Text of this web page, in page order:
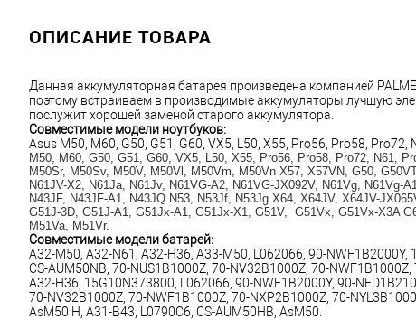
ОПИСАНИЕ ТОВАРА
Данная аккумуляторная батарея произведена компанией
поэтому встраиваем в производимые аккумуляторы лучшую
послужит хорошей заменой старого аккумулятора.
Совместимые модели ноутбуков:
Asus M50, M60, G50, G51, G60, VX5, L50, X55, Pro56, Pro58,
M50, M60, G50, G51, G60, VX5, L50, X55, Pro56, Pro58, Pro72, N61,
M50Sr, M50Sv, M50V, M50Vl, M50Vm, M50Vn X57, X57VN, G50,
N61JV-X2, N61Ja, N61Jv, N61VG-A2, N61VG-JX092V, N61Vg,
N43JF, N43JF-A1, N43JQ N53, N53Jf, N53Jg X64, X64JV, X64JV-
G51J-3D, G51J-A1, G51Jx-A1, G51Jx-X1, G51V,  G51Vx, G51Vx-X3A
M51Va, M51Vr.
Совместимые модели батарей:
A32-M50, A32-N61, A32-H36, A33-M50, L062066, 90-
CS-AUM50NB, 70-NUS1B1000Z, 70-NV32B1000Z, 70-
A32-H36, 15G10N373800, L062066, 90-NWF1B2000Y, 90-
70-NV32B1000Z, 70-NWF1B1000Z, 70-NXP2B1000Z, 70-
AsM50 H, A31-B43, L0790C6, CS-AUM50HB, AsM50.